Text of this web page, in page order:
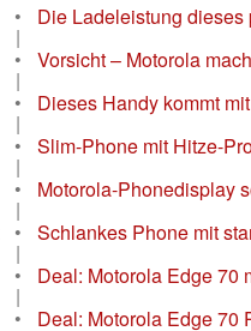
• Die Ladeleistung
|
• Vorsicht – Motorola
|
• Dieses Handy kommt
|
• Slim-Phone mit Hitze-
|
• Motorola-Phonedisplay
|
• Schlankes Phone mit
|
• Deal: Motorola Edge 70
|
• Deal: Motorola Edge 70